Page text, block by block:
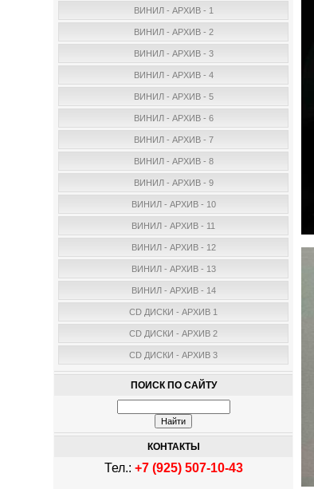
ВИНИЛ - АРХИВ - 1
ВИНИЛ - АРХИВ - 2
ВИНИЛ - АРХИВ - 3
ВИНИЛ - АРХИВ - 4
ВИНИЛ - АРХИВ - 5
ВИНИЛ - АРХИВ - 6
ВИНИЛ - АРХИВ - 7
ВИНИЛ - АРХИВ - 8
ВИНИЛ - АРХИВ - 9
ВИНИЛ - АРХИВ - 10
ВИНИЛ - АРХИВ - 11
ВИНИЛ - АРХИВ - 12
ВИНИЛ - АРХИВ - 13
ВИНИЛ - АРХИВ - 14
CD ДИСКИ - АРХИВ 1
CD ДИСКИ - АРХИВ 2
CD ДИСКИ - АРХИВ 3
ПОИСК ПО САЙТУ
КОНТАКТЫ
Тел.: +7 (925) 507-10-43